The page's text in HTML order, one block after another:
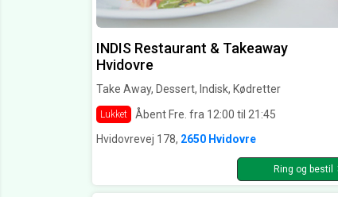
INDIS Restaurant & Takeaway
Hvidovre
Take Away, Dessert, Indisk, Kødretter
Lukket
Åbent Fre. fra 12:00 til 21:45
Hvidovrevej 178, 2650 Hvidovre
Ring og bestil